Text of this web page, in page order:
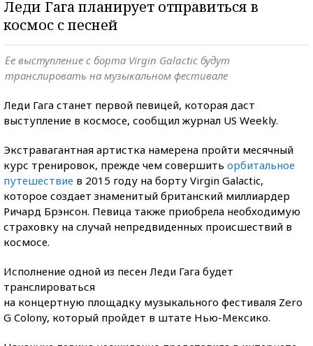
Леди Гага планирует отправиться в
космос с песней
Ее выступление с борта Virgin Galactic будут
транслировать на музыкальном фестивале
Леди Гага станет первой певицей, которая даст
выступление в космосе, сообщил журнал US Weekly.
Экстравагантная артистка намерена пройти месячный
курс тренировок, прежде чем совершить орбитальное
путешествие в 2015 году на борту Virgin Galactic,
которое создает знаменитый британский миллиардер
Ричард Брэнсон. Певица также приобрела необходимую
страховку на случай непредвиденных происшествий в
космосе.
Исполнение одной из песен Леди Гага будет
транслироваться
на концертную площадку музыкального фестиваля Zero
G Colony, который пройдет в штате Нью-Мексико.